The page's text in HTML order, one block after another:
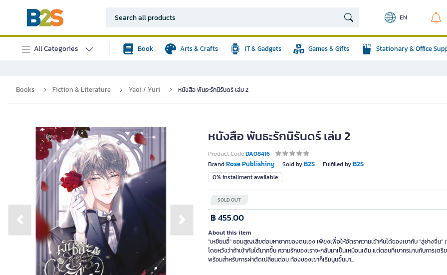
EN
All Categories Book Arts & Crafts IT & Gadgets Games & Gifts Stationary & Office
Books Fiction & Literature Yaoi / Yuri หนังสือ พันธะรักนิรันดร์ เล่ม 2
Previous slide Next slide
หนังสือ พันธะรักนิรันดร์ เล่ม 2
Product CodeDA08416
BrandRose Publishing Sold byB2S Fulfilled byB2S
0% installment available
SOLD OUT
฿ 455.00
About this item
"เหยียนอี้" ยอมสูญเสียต่อมหายากของตนเอง เพียงเพื่อให้อัตราความเข้ากันได้ของเขากับ "ลู่ซ่างจิ่น"
โดยหวังว่าถ้าเข้ากันได้มากขึ้น ความรักของเราจะกลับมาเป็นเหมือนเดิม แต่ตอนที่เขาทรมานกับการเตรี
พร้อมสำหรับการผ่าตัดเปลี่ยนต่อม ท้องของเขาก็เริ่มนูนขึ้นมา...